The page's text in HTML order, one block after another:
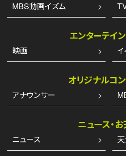
MBS動画イズム
エンターテイ
映画 イ
オリジナルコ
アナウンサー
ニュース・
ニュース